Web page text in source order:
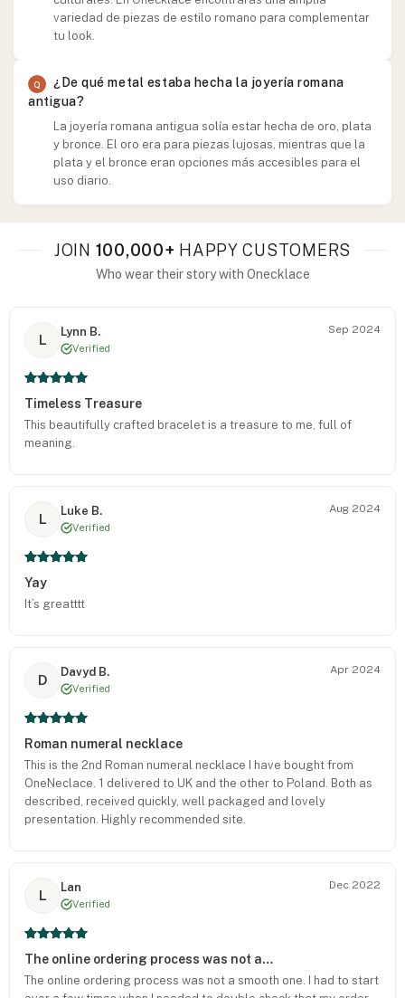
variedad de piezas de estilo romano para complementar
tu look.
¿De qué metal estaba hecha la joyería romana
antigua?
La joyería romana antigua solía estar hecha de oro, plata
y bronce. El oro era para piezas lujosas, mientras que la
plata y el bronce eran opciones más accesibles para el
uso diario.
JOIN 100,000+ HAPPY CUSTOMERS
Who wear their story with Onecklace
L
Lynn B.
Verified
Sep 2024
Timeless Treasure
This beautifully crafted bracelet is a treasure to me, full of
meaning.
L
Luke B.
Verified
Aug 2024
Yay
It’s greatttt
D
Davyd B.
Verified
Apr 2024
Roman numeral necklace
This is the 2nd Roman numeral necklace I have bought from
OneNeclace. 1 delivered to UK and the other to Poland. Both as
described, received quickly, well packaged and lovely
presentation. Highly recommended site.
L
Lan
Verified
Dec 2022
The online ordering process was not a…
The online ordering process was not a smooth one. I had to start